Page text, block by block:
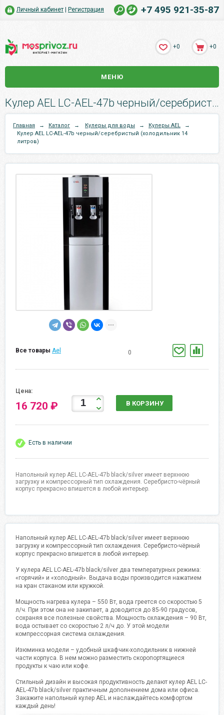
Личный кабинет Регистрация +7 495 921-35-87
+0 +0
МЕНЮ
Кулер AEL LС-AEL-47b черный/серебристый (холодильник 14 литров).
Главная → Каталог → Кулеры для воды → Кулеры AEL
→
Кулер AEL LС-AEL-47b черный/серебристый (холодильник 14
литров)
Все товары Ael 0
Цена:
16 720 ₽ В КОРЗИНУ
Есть в наличии
Напольный кулер AEL LС-AEL-47b black/silver имеет верхнюю
загрузку и компрессорный тип охлаждения. Серебристо-чёрный
корпус прекрасно впишется в любой интерьер.
Напольный кулер AEL LС-AEL-47b black/silver имеет верхнюю
загрузку и компрессорный тип охлаждения. Серебристо-чёрный
корпус прекрасно впишется в любой интерьер.
У кулера AEL LС-AEL-47b black/silver два температурных режима:
«горячий» и «холодный». Выдача воды производится нажатием
на кран стаканом или кружкой.
Мощность нагрева кулера – 550 Вт, вода греется со скоростью 5
л/ч. При этом она не закипает, а доводится до 85-90 градусов,
сохраняя все полезные свойства. Мощность охлаждения – 90 Вт,
вода остывает со скоростью 2 л/ч до. У этой модели
компрессорная система охлаждения.
Изюминка модели – удобный шкафчик-холодильник в нижней
части корпуса. В нем можно разместить скоропортящиеся
продукты к чаю или кофе.
Стильный дизайн и высокая продуктивность делают кулер AEL LС-
AEL-47b black/silver практичным дополнением дома или офиса.
Закажите напольный кулер AEL и наслаждайтесь комфортом
каждый день!